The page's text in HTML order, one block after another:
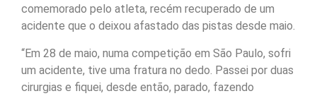
comemorado pelo atleta, recém recuperado de um
acidente que o deixou afastado das pistas desde maio.
“Em 28 de maio, numa competição em São Paulo, sofri
um acidente, tive uma fratura no dedo. Passei por duas
cirurgias e fiquei, desde então, parado, fazendo